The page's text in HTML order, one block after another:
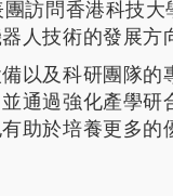
訪問香港科技
人技術的發展方
以及科研團隊
通過強化產學
助於培養更多的